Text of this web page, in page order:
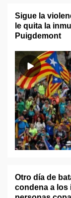
Sigue la
le quita la
Puigdemont
Otro día de
condena a los